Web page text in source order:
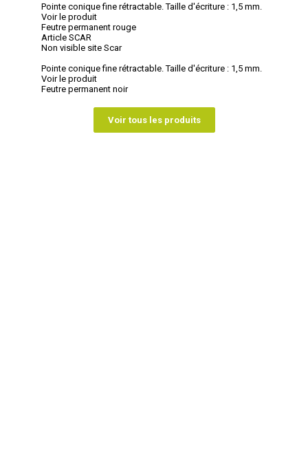
Pointe conique fine rétractable. Taille d'écriture : 1,5 mm.
Voir le produit
Feutre permanent rouge
Article SCAR
Non visible site Scar
Pointe conique fine rétractable. Taille d'écriture : 1,5 mm.
Voir le produit
Feutre permanent noir
Voir tous les produits